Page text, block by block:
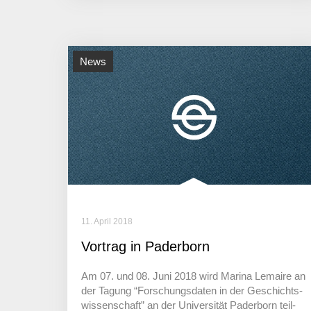
News
11. April 2018
Vortrag in Paderborn
Am 07. und 08. Juni 2018 wird Marina Lemaire an
der Tagung “Forschungs­daten in der Geschichts­
wis­sen­schaft” an der Univer­sität Pader­born teil­